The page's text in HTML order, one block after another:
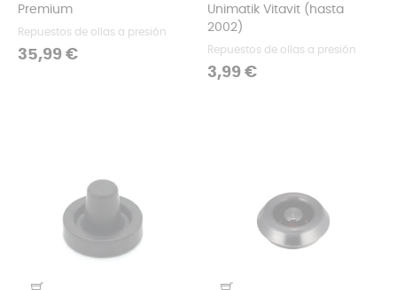
Premium
Repuestos de ollas a presión
Precio
35,99 €
Unimatik Vitavit (hasta
2002)
Repuestos de ollas a presión
Precio
3,99 €